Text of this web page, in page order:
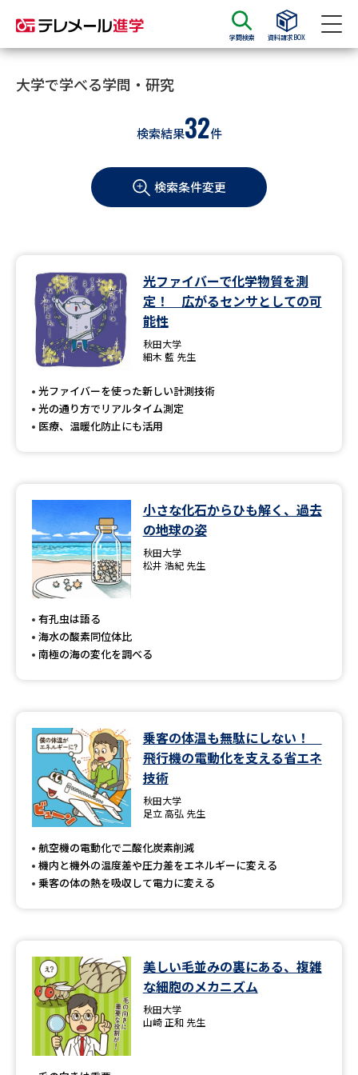
学問検索 資料請求BOX
資料請求
大学・短大の資料種類から請求
学部・学科パンフ
過去問題集
大学・短大以外の資料から請求
専門学校の資料請求 大学院の資料請求
留学・進学関連、塾・予備校
大学入学共通テスト「受験案
高等学校（情報）教員資格認定
大学研究
大学で学べる内容や特徴を調べる
データサイエンス特集 奨学金・特待生制度特集
デジタルパンフレット
新学年スタート号特集ページ
（高3生用）
（高2生用）
SELFBRAND特集ページ
オープンキャンパス検索 実施プログラムから探す
来場型・Web型イベント特集
大学で学べる学問・研究
検索結果32件
検索条件変更
光ファイバーで化学物質を測
定！ 広がるセンサとしての可
能性
秋田大学
細木 藍 先生
光ファイバーを使った新しい計測技術
光の通り方でリアルタイム測定
医療、温暖化防止にも活用
小さな化石からひも解く、過去
の地球の姿
秋田大学
松井 浩紀 先生
有孔虫は語る
海水の酸素同位体比
南極の海の変化を調べる
乗客の体温も無駄にしない！
飛行機の電動化を支える省エネ
技術
秋田大学
足立 高弘 先生
航空機の電動化で二酸化炭素削減
機内と機外の温度差や圧力差をエネルギーに変える
乗客の体の熱を吸収して電力に変える
美しい毛並みの裏にある、複雑
な細胞のメカニズム
秋田大学
山崎 正和 先生